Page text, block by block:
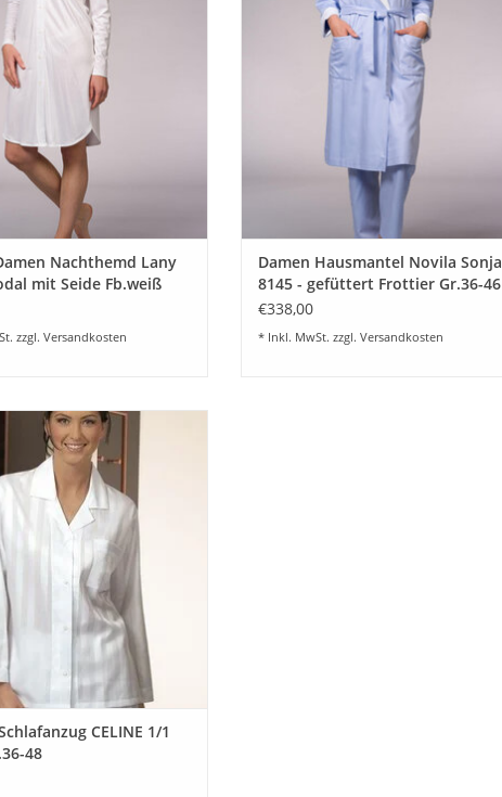
Modal mit Seide.
WARENKORB HINZUFÜGEN
Nachthemd Lany
mit Seide Fb.weiß
zzgl. Versandkosten
Popeline in MiniDesign aus 100%
Baumwolle. Dieser besonders feine Stoff
ist ein echter Hautschmeichler.
ZUM WARENKORB HINZUFÜGEN
Damen Hausmantel Novila Sonja
8145 - gefüttert Frottier Gr.36-46
€338,00
* Inkl. MwSt. zzgl. Versandkosten
Damen Pyjama CELINE
aus hochwertigstem schweizer
aus 100% Baumwolle Swiss
eleganten breiten Streifen.
Dieser besonders feine Stoff ist
Hautschmeichler, weich und
angenehm.
WARENKORB HINZUFÜGEN
CELINE 1/1
48